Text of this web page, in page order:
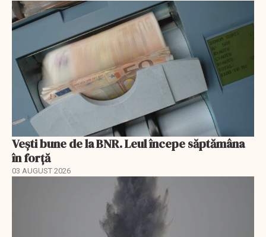
Vești bune de la BNR. Leul începe săptămâna
în forță
03 AUGUST 2026